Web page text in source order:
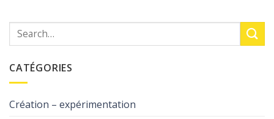
CATÉGORIES
Création – expérimentation